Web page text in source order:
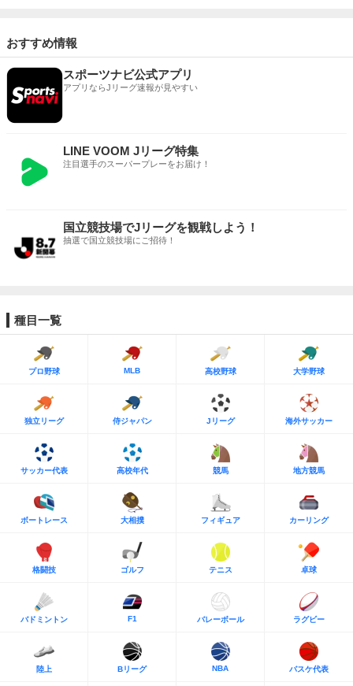
おすすめ情報
スポーツナビ公式アプリ
アプリならJリーグ速報が見やすい
LINE VOOM Jリーグ特集
注目選手のスーパープレーをお届け！
国立競技場でJリーグを観戦しよう！
抽選で国立競技場にご招待！
種目一覧
プロ野球 MLB 高校野球 大学野球
独立リーグ 侍ジャパン Jリーグ 海外サッカー
サッカー代表 高校年代 競馬 地方競馬
ボートレース 大相撲 フィギュア カーリング
格闘技 ゴルフ テニス 卓球
バドミントン F1 バレーボール ラグビー
陸上 Bリーグ NBA バスケ代表